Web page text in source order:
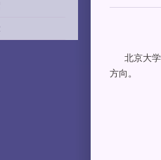
北京大学
方向。